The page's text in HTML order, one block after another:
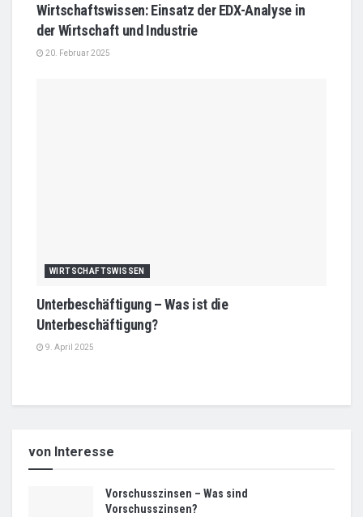
Wirtschaftswissen: Einsatz der EDX-Analyse in
der Wirtschaft und Industrie
20. Februar 2025
WIRTSCHAFTSWISSEN
Unterbeschäftigung – Was ist die
Unterbeschäftigung?
9. April 2025
von Interesse
Vorschusszinsen – Was sind
Vorschusszinsen?